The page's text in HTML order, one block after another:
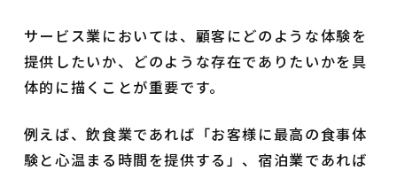
サービス業においては、顧客にどのような体験を
提供したいか、どのような存在でありたいかを具
体的に描くことが重要です。
例えば、飲食業であれば「お客様に最高の食事体
験と心温まる時間を提供する」、宿泊業であれば